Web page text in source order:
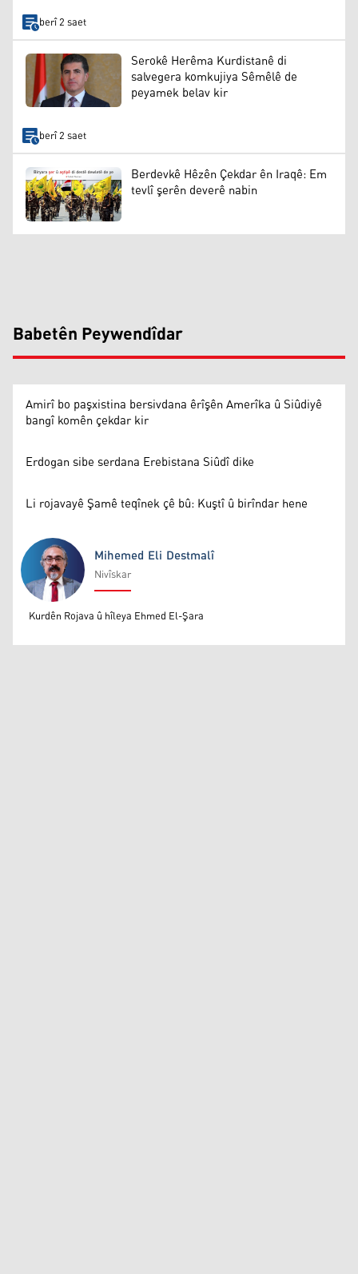
berî 2 saet
Serokê Herêma Kurdistanê di
salvegera komkujiya Sêmêlê de
peyamek belav kir
berî 2 saet
Berdevkê Hêzên Çekdar ên Iraqê: Em
tevlî şerên deverê nabin
Babetên Peywendîdar
Amirî bo paşxistina bersivdana êrîşên Amerîka û Siûdiyê
bangî komên çekdar kir
Erdogan sibe serdana Erebistana Siûdî dike
Li rojavayê Şamê teqînek çê bû: Kuştî û birîndar hene
Mihemed Eli Destmalî
Mihemed Eli Destmalî
Nivîskar
Kurdên Rojava û hîleya Ehmed El-Şara